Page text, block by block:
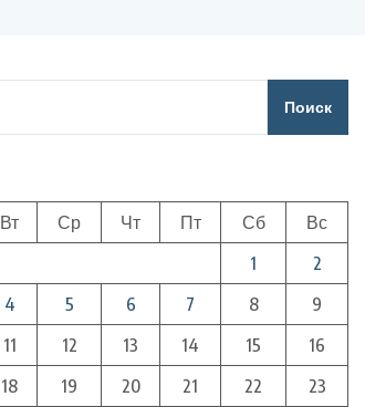
Поиск
Вт Ср Чт Пт Сб
Вс
1
2
4 5 6 7 8
9
11 12 13 14 15
16
18 19 20 21 22
23